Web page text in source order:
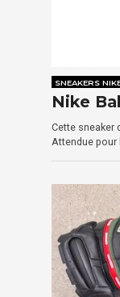
SNEAKERS
Nike
Cette sneaker
Attendue pour